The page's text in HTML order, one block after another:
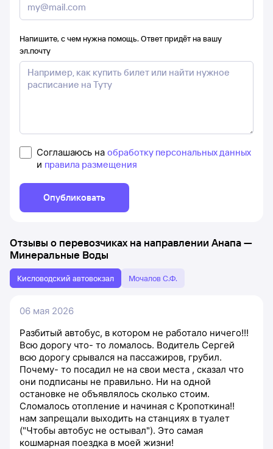
Напишите, с чем нужна помощь. Ответ придёт на вашу
эл.почту
Соглашаюсь на обработку персональных данных
и правила размещения
Опубликовать
Отзывы о перевозчиках на направлении Анапа—
Минеральные Воды
Кисловодский автовокзал Мочалов С.Ф.
06 мая 2026
Разбитый автобус, в котором не работало ничего!!!
Всю дорогу что- то ломалось. Водитель Сергей
всю дорогу срывался на пассажиров, грубил.
Почему- то посадил не на свои места , сказал что
они подписаны не правильно. Ни на одной
остановке не объявлялось сколько стоим.
Сломалось отопление и начиная с Кропоткина!!
нам запрещали выходить на станциях в туалет
("Чтобы автобус не остывал"). Это самая
кошмарная поездка в моей жизни!